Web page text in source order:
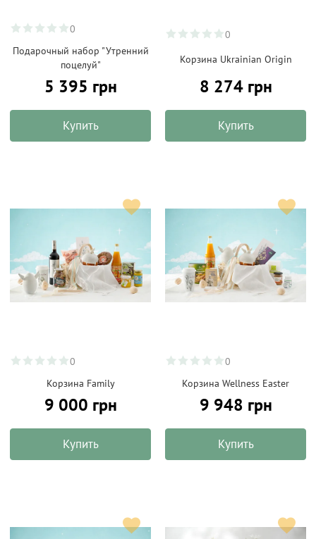
0
Подарочный набор "Утренний
поцелуй"
5 395 грн
Купить
0
Корзина Ukrainian Origin
8 274 грн
Купить
0
Корзина Family
9 000 грн
Купить
0
Корзина Wellness Easter
9 948 грн
Купить